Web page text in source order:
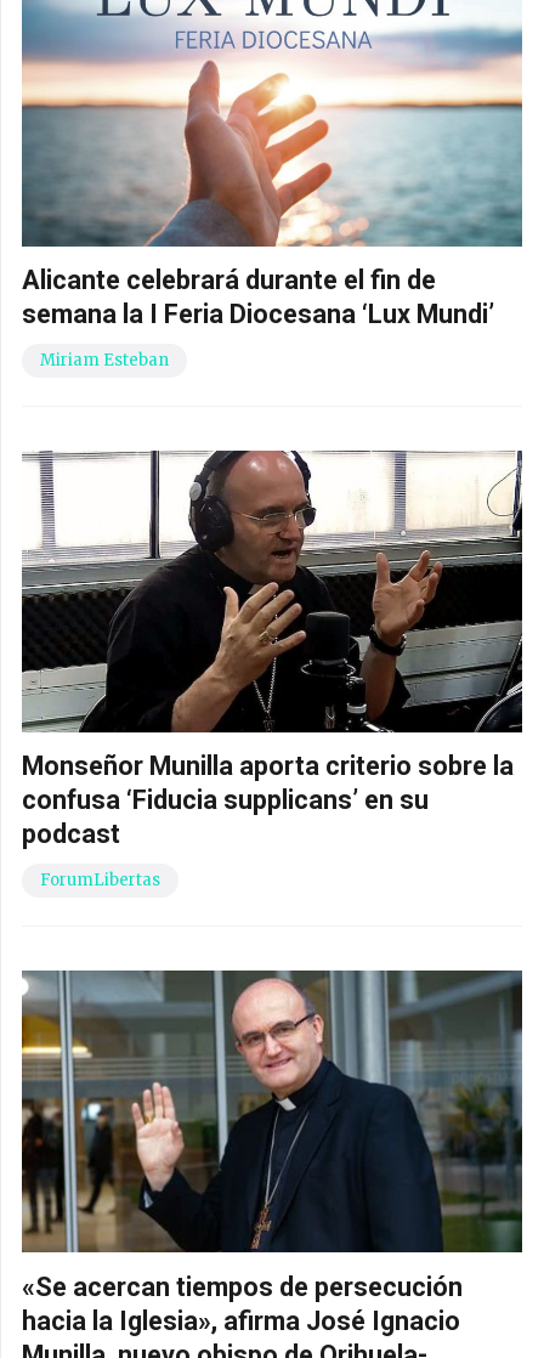
Alicante celebrará durante el fin de
semana la I Feria Diocesana ‘Lux Mundi’
Miriam Esteban
Monseñor Munilla aporta criterio sobre la
confusa ‘Fiducia supplicans’ en su
podcast
ForumLibertas
«Se acercan tiempos de persecución
hacia la Iglesia», afirma José Ignacio